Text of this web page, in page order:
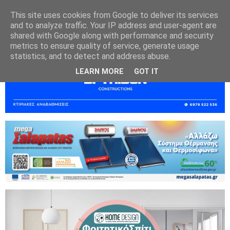
This site uses cookies from Google to deliver its services
and to analyze traffic. Your IP address and user-agent are
shared with Google along with performance and security
metrics to ensure quality of service, generate usage
statistics, and to detect and address abuse.
LEARN MORE GOT IT